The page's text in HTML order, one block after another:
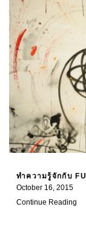
ทำความรู้จักกับ
October 16, 2015
Continue Reading